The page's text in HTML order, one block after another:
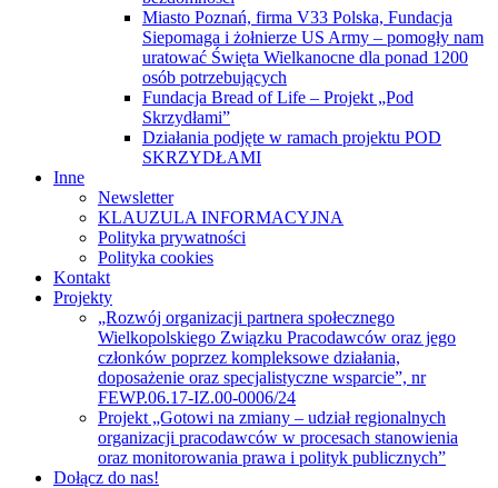
Miasto Poznań, firma V33 Polska, Fundacja
Siepomaga i żołnierze US Army – pomogły nam
uratować Święta Wielkanocne dla ponad 1200
osób potrzebujących
Fundacja Bread of Life – Projekt „Pod
Skrzydłami”
Działania podjęte w ramach projektu POD
SKRZYDŁAMI
Inne
Newsletter
KLAUZULA INFORMACYJNA
Polityka prywatności
Polityka cookies
Kontakt
Projekty
„Rozwój organizacji partnera społecznego
Wielkopolskiego Związku Pracodawców oraz jego
członków poprzez kompleksowe działania,
doposażenie oraz specjalistyczne wsparcie”, nr
FEWP.06.17-IZ.00-0006/24
Projekt „Gotowi na zmiany – udział regionalnych
organizacji pracodawców w procesach stanowienia
oraz monitorowania prawa i polityk publicznych”
Dołącz do nas!